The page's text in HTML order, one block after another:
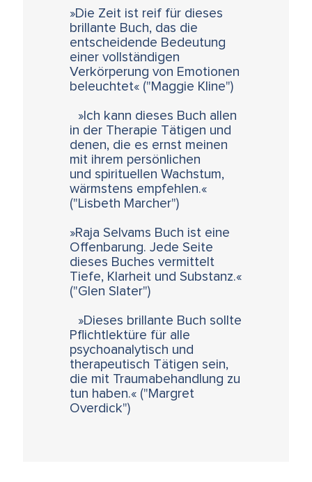
»Die Zeit ist reif für dieses
brillante Buch, das die
entscheidende Bedeutung
einer vollständigen
Verkörperung von Emotionen
beleuchtet« ("Maggie Kline")
»Ich kann dieses Buch allen
in der Therapie Tätigen und
denen, die es ernst meinen
mit ihrem persönlichen
und spirituellen Wachstum,
wärmstens empfehlen.«
("Lisbeth Marcher")
»Raja Selvams Buch ist eine
Offenbarung. Jede Seite
dieses Buches vermittelt
Tiefe, Klarheit und Substanz.«
("Glen Slater")
»Dieses brillante Buch sollte
Pflichtlektüre für alle
psychoanalytisch und
therapeutisch Tätigen sein,
die mit Traumabehandlung zu
tun haben.« ("Margret
Overdick")